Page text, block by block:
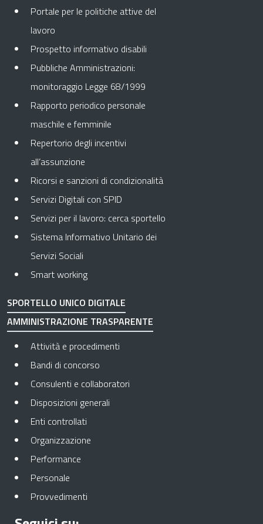
Portale per le politiche attive del
lavoro
Prospetto informativo disabili
Pubbliche Amministrazioni:
monitoraggio Legge 68/1999
Rapporto periodico personale
maschile e femminile
Repertorio degli incentivi
all’assunzione
Ricorsi e sanzioni di condizionalità
Servizi Digitali con SPID
Servizi per il lavoro: cerca sportello
Sistema Informativo Unitario dei
Servizi Sociali
Smart working
SPORTELLO UNICO DIGITALE
AMMINISTRAZIONE TRASPARENTE
Attività e procedimenti
Bandi di concorso
Consulenti e collaboratori
Disposizioni generali
Enti controllati
Organizzazione
Performance
Personale
Provvedimenti